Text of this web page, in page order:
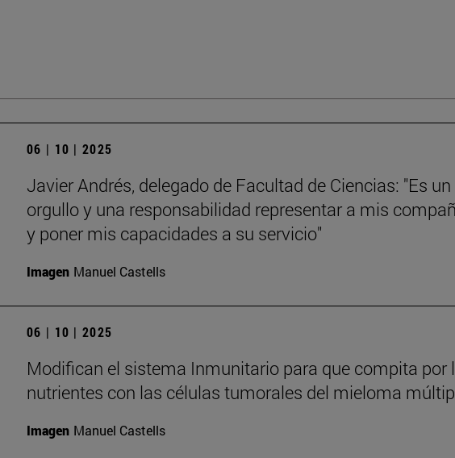
06 | 10 | 2025
Javier Andrés, delegado de Facultad de Ciencias: "Es un
orgullo y una responsabilidad representar a mis
y poner mis capacidades a su servicio"
Imagen Manuel Castells
06 | 10 | 2025
Modifican el sistema Inmunitario para que compita por
nutrientes con las células tumorales del mieloma
Imagen Manuel Castells